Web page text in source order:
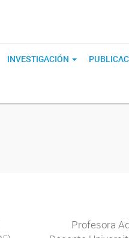
INVESTIGACIÓN
Profesora